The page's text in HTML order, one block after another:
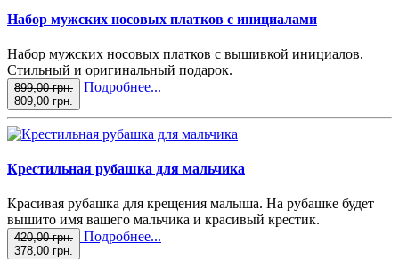
Набор мужских носовых платков с инициалами
Набор мужских носовых платков с вышивкой инициалов.
Стильный и оригинальный подарок.
899,00 грн.
809,00 грн.
Подробнее...
Крестильная рубашка для мальчика
Красивая рубашка для крещения малыша. На рубашке будет
вышито имя вашего мальчика и красивый крестик.
420,00 грн.
378,00 грн.
Подробнее...